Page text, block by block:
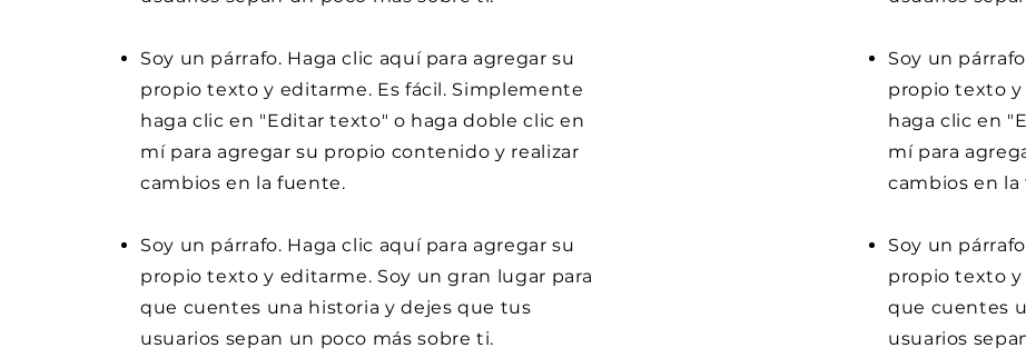
Soy un párrafo. Haga clic aquí para agregar su
propio texto y editarme. Es fácil. Simplemente
haga clic en "Editar texto" o haga doble clic en
mí para agregar su propio contenido y realizar
cambios en la fuente.
Soy un párrafo. Haga clic aquí para agregar su
propio texto y editarme. Soy un gran lugar para
que cuentes una historia y dejes que tus
usuarios sepan un poco más sobre ti.
Soy un
propio texto y
haga clic en
mí para
cambios en la
Soy un
propio texto y
que cuentes
usuarios